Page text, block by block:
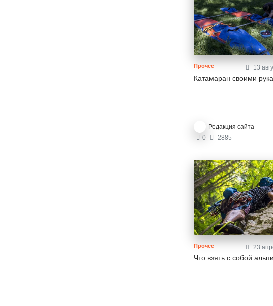
Прочее 13
Катамаран своими
Редакция сайта
0
2885
Прочее 23
Что взять с собой